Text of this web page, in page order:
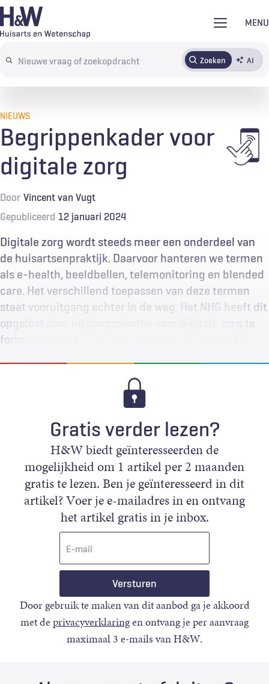
Overslaan
en
de
MENU
Search
terms
Zoeken AI
AbonnerenTijdschrift Inloggen
NIEUWS
Begrippenkader voor
digitale zorg
Door Vincent van Vugt
Gepubliceerd 12 januari 2024
Digitale zorg wordt steeds meer een onderdeel van
de huisartsenpraktijk. Daarvoor hanteren we termen
als e-health, beeldbellen, telemonitoring en blended
care. Het verschillend toepassen van deze termen
staat vooruitgang echter in de weg. Het NHG heeft dit
opgelost door uitgangspunten voor digitale zorg te
formuleren en een begrippenkader te publiceren.
Gratis verder lezen?
H&W biedt geïnteresseerden de
mogelijkheid om 1 artikel per 2 maanden
gratis te lezen. Ben je geïnteresseerd in dit
artikel? Voer je e-mailadres in en ontvang
het artikel gratis in je inbox.
Door gebruik te maken van dit aanbod ga je akkoord
met deprivacyverklaringen ontvang je per aanvraag
maximaal 3 e-mails van H&W.